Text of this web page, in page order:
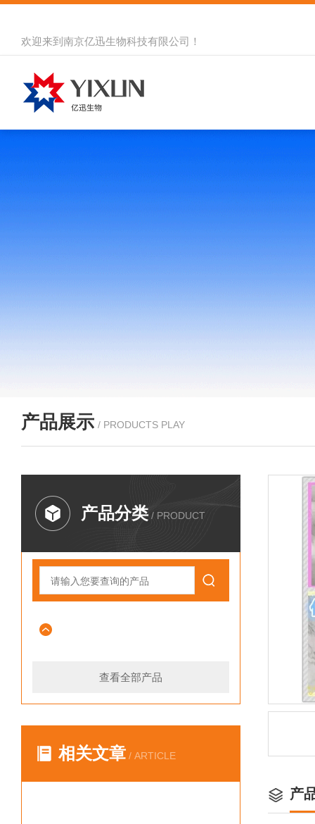
欢迎来到 南京亿迅生物科技有限公司 ！
产品展示 / PRODUCTS PLAY
产品分类 / PRODUCT
查看全部产品
相关文章 / ARTICLE
产